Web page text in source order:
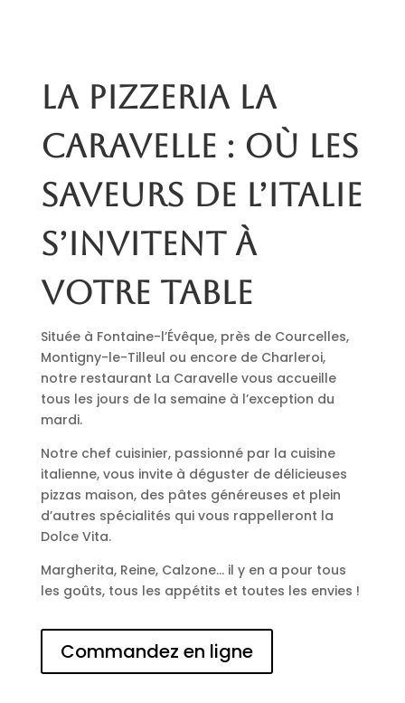
La pizzeria La
Caravelle : où les
saveurs de l’Italie
s’invitent à
votre table
Située à Fontaine-l’Évêque, près de Courcelles,
Montigny-le-Tilleul ou encore de Charleroi,
notre restaurant La Caravelle vous accueille
tous les jours de la semaine à l’exception du
mardi.
Notre chef cuisinier, passionné par la cuisine
italienne, vous invite à déguster de délicieuses
pizzas maison, des pâtes généreuses et plein
d’autres spécialités qui vous rappelleront la
Dolce Vita.
Margherita, Reine, Calzone… il y en a pour tous
les goûts, tous les appétits et toutes les envies !
Commandez en ligne